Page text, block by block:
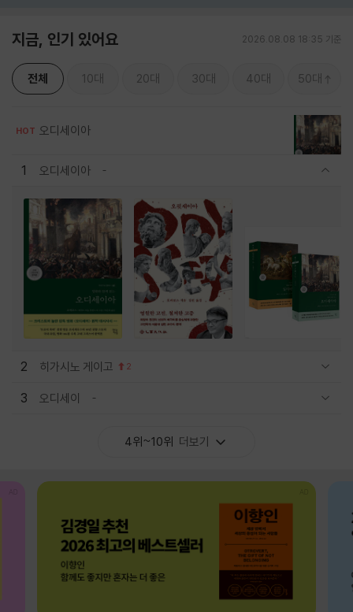
지금, 인기 있어요 2026.08.08 18:35 기준
전체 10대 20대 30대 40대 50대
HOT 오디세이아
1 오디세이아
2 히가시노 게이고 2
3 오디세이
4위~10위 더보기